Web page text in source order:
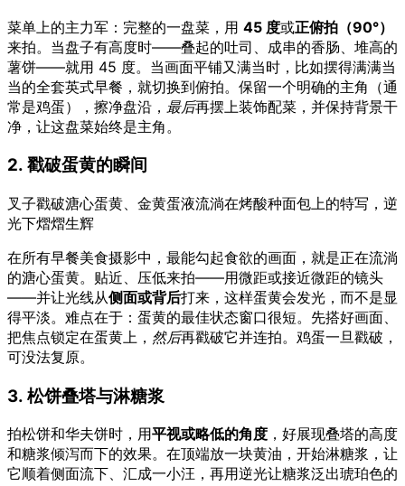
菜单上的主力军：完整的一盘菜，用 45 度或正俯拍（90°）
来拍。当盘子有高度时——叠起的吐司、成串的香肠、堆高的
薯饼——就用 45 度。当画面平铺又满当时，比如摆得满满当
当的全套英式早餐，就切换到俯拍。保留一个明确的主角（通
常是鸡蛋），擦净盘沿， 最后再摆上装饰配菜，并保持背景干
净，让这盘菜始终是主角。
2. 戳破蛋黄的瞬间
叉子戳破溏心蛋黄、金黄蛋液流淌在烤酸种面包上的特写，逆
光下熠熠生辉
在所有早餐美食摄影中，最能勾起食欲的画面，就是正在流淌
的溏心蛋黄。贴近、压低来拍——用微距或接近微距的镜头
——并让光线从侧面或背后打来，这样蛋黄会发光，而不是显
得平淡。难点在于：蛋黄的最佳状态窗口很短。先搭好画面、
把焦点锁定在蛋黄上， 然后再戳破它并连拍。鸡蛋一旦戳破，
可没法复原。
3. 松饼叠塔与淋糖浆
拍松饼和华夫饼时，用平视或略低的角度 ，好展现叠塔的高度
和糖浆倾泻而下的效果。在顶端放一块黄油，开始淋糖浆，让
它顺着侧面流下、汇成一小汪，再用逆光让糖浆泛出琥珀色的